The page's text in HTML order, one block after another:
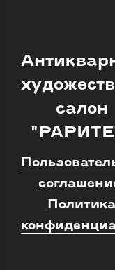
салон
Политика